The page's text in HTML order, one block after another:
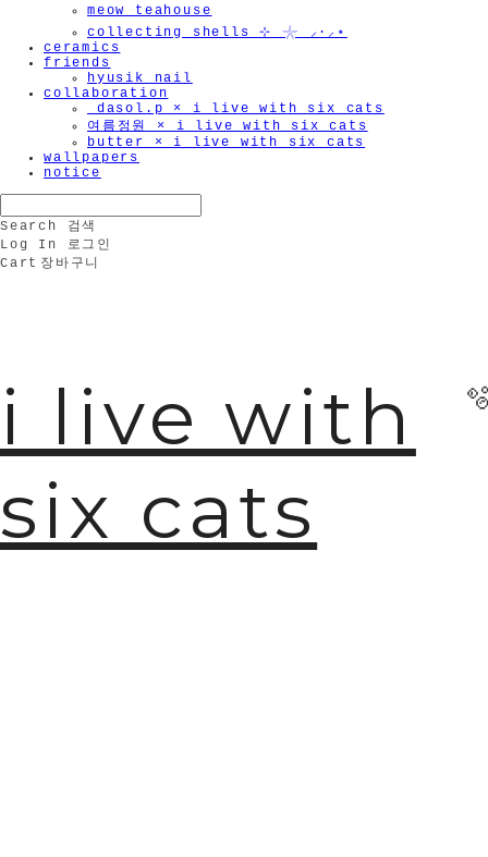
meow teahouse
collecting shells ⊹ 𓇼 ⸝·⸝⋆
ceramics
friends
hyusik_nail
collaboration
_dasol.p × i live with six cats
여름정원 × i live with six cats
butter × i live with six cats
wallpapers
notice
Search
검색
Log In
로그인
Cart 장바구니
i live with
six cats